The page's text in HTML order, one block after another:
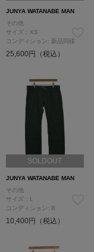
JUNYA WATANABE MAN
その他
サイズ：XS
コンディション: 新品同様
25,600円（税込）
SOLDOUT
JUNYA WATANABE MAN
その他
サイズ：L
コンディション: B
10,400円（税込）